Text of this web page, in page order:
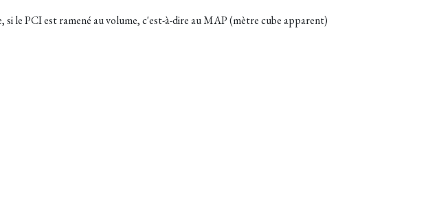
si le PCI est ramené au volume, c'est-à-dire au MAP (mètre cube apparent)